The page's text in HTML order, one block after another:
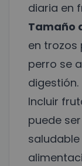
diaria en
Tamaño
en trozos
perro se
digestión.
Incluir
puede